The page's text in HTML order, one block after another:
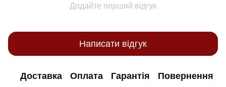
Додайте перший відгук
Написати відгук
Доставка Оплата Гарантія Повернення